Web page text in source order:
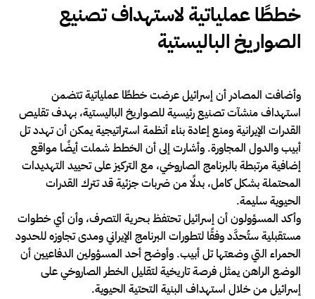
خططًا عملياتية لاستهداف تصنيع
الصواريخ الباليستية
وأضافت المصادر أن إسرائيل عرضت خططًا عملياتية تتضمن
استهداف منشآت تصنيع رئيسية للصواريخ الباليستية، بهدف تقليص
القدرات الإيرانية ومنع إعادة بناء أنظمة استراتيجية يمكن أن تهدد تل
أبيب والدول المجاورة. وأشارت إلى أن الخطط شملت أيضًا مواقع
إضافية مرتبطة بالبرنامج الصاروخي، مع التركيز على تحييد التهديدات
المحتملة بشكل كامل، بدلًا من ضربات جزئية قد تترك القدرات
الحيوية سليمة.
وأكد المسؤولون أن إسرائيل تحتفظ بـحرية التصرف، وأن أي خطوات
مستقبلية ستُحدَّد وفقًا لتطورات البرنامج الإيراني ومدى تجاوزه للحدود
الحمراء التي وضعتها تل أبيب. وأوضح أحد المسؤولين الدفاعيين أن
الوضع الراهن يمثل فرصة تاريخية لتقليل الخطر الصاروخي على
إسرائيل من خلال استهداف البنية التحتية الحيوية.